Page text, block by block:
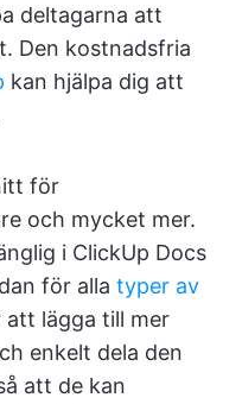
deltagarna att
Den kostnadsfria
kan hjälpa dig att
för
och mycket mer.
i ClickUp Docs
för alla typer av
att lägga till mer
enkelt dela den
att de kan